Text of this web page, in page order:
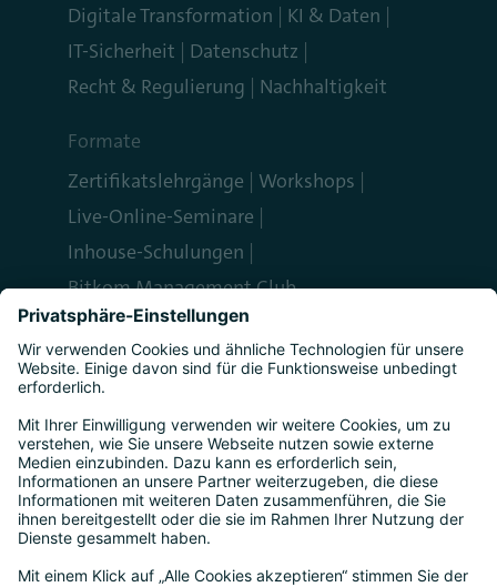
Digitale Transformation
KI & Daten
IT-Sicherheit
Datenschutz
Recht & Regulierung
Nachhaltigkeit
Formate
Zertifikatslehrgänge
Workshops
Live-Online-Seminare
Inhouse-Schulungen
Bitkom Management Club
Service
Impressum
AGB
Datenschutz
Cookie-Einstellungen
Häufige Fragen (FAQ) Förderung
Vertrag widerrufen
Seminar-Rücktrittsversicherung Team
Aktuelles & Termine